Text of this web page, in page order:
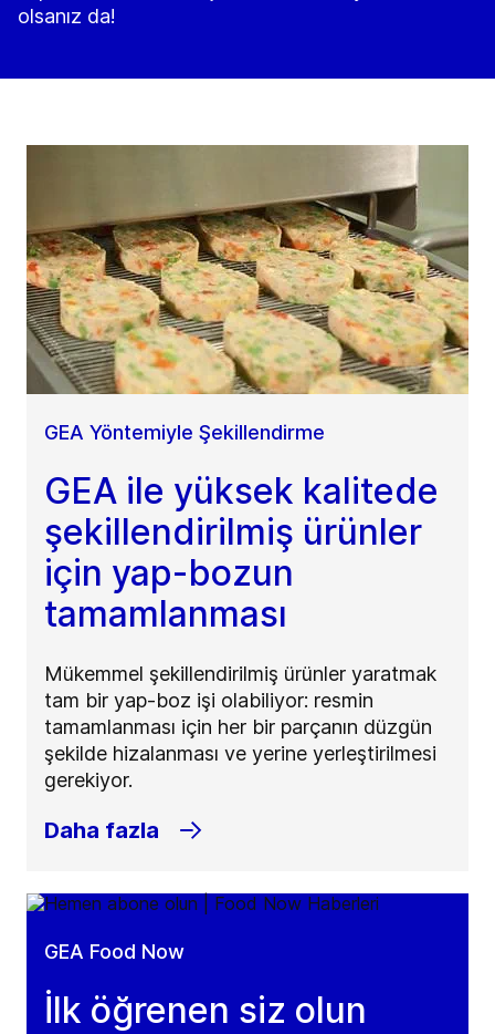
olsanız da!
GEA Yöntemiyle Şekillendirme
GEA ile yüksek kalitede
şekillendirilmiş ürünler
için yap-bozun
tamamlanması
Mükemmel şekillendirilmiş ürünler yaratmak
tam bir yap-boz işi olabiliyor: resmin
tamamlanması için her bir parçanın düzgün
şekilde hizalanması ve yerine yerleştirilmesi
gerekiyor.
Daha fazla
GEA Food Now
İlk öğrenen siz olun